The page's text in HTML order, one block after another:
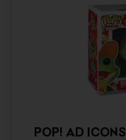
POP! AD